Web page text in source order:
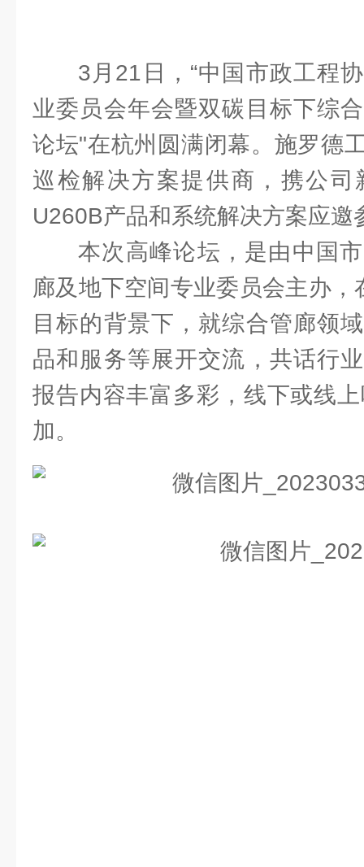
3月21日，“中国市政工程
业委员会年会暨双碳目标下综
论坛"在杭州圆满闭幕。施罗德
巡检解决方案提供商，携公
U260B产品和系统解决方案应邀
本次高峰论坛，是由中国
廊及地下空间专业委员会主办，
目标的背景下，就综合管廊领
品和服务等展开交流，共话行
报告内容丰富多彩，线下或线
加。